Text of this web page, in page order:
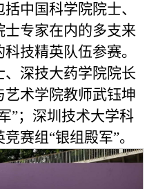
中国科学院院士、
专家在内的多支来
技精英队伍参赛。
深技大药学院院长
术学院教师武钰坤
”；深圳技术大学科
赛组“银组殿军”。